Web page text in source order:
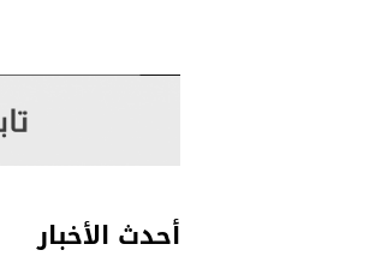
أحدث الأخبار